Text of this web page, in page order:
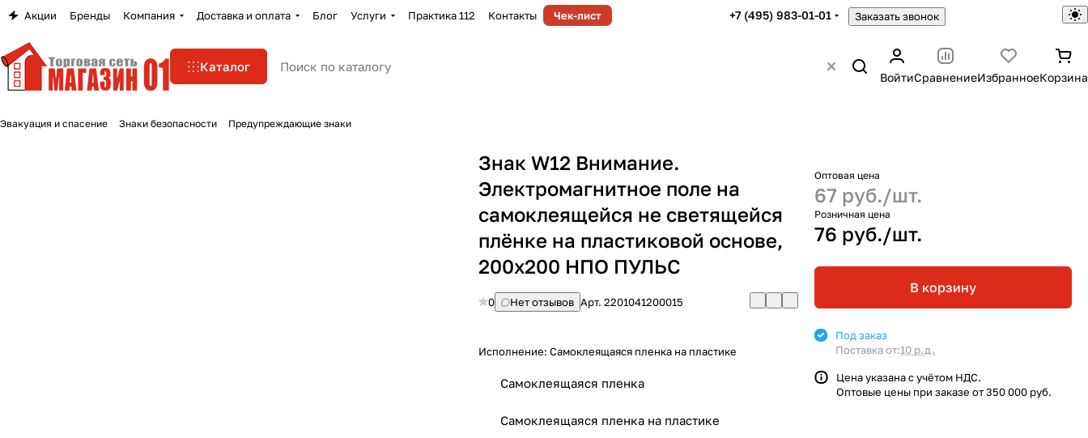
Акции Бренды Компания Доставка и оплата Блог Услуги Практика 112 Контакты Чек-лист +7 (495) 983-01-01 Заказать звонок
Каталог
ВойтиСравнениеИзбранноеКорзина
Эвакуация и спасение Знаки безопасности Предупреждающие знаки
Знак W12 Внимание.
Электромагнитное поле на
самоклеящейся не светящейся
плёнке на пластиковой основе,
200х200 НПО ПУЛЬС
0 Нет отзывов Арт.2201041200015
Исполнение:Самоклеящаяся пленка на пластике
Самоклеящаяся пленка
Самоклеящаяся пленка на пластике
Оптовая цена
67 руб./шт.
Розничная цена
76 руб./шт.
В корзину
Под заказ
Поставка от:10 р.д.
Цена указана с учётом НДС.
Оптовые цены при заказе от 350 000 руб.